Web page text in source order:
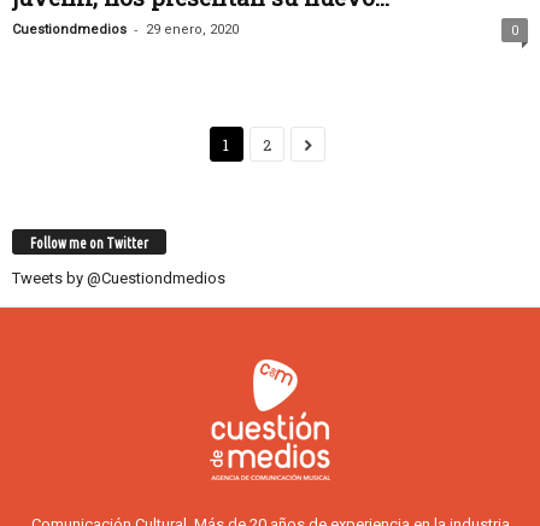
Cuestiondmedios - 29 enero, 2020 0
1 2
Follow me on Twitter
Tweets by @Cuestiondmedios